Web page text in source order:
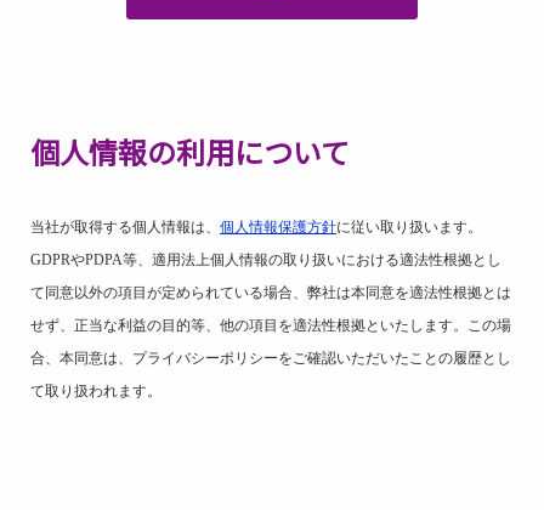
個人情報の利用について
当社が取得する個人情報は、 個人情報保護方針に従い取り扱います。
GDPRやPDPA等、適用法上個人情報の取り扱いにおける適法性根拠とし
て同意以外の項目が定められている場合、弊社は本同意を適法性根拠とは
せず、正当な利益の目的等、他の項目を適法性根拠といたします。この場
合、本同意は、プライバシーポリシーをご確認いただいたことの履歴とし
て取り扱われます。